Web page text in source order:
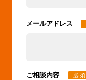
メールアドレス
ご相談内容 必須